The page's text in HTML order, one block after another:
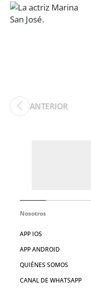
ANTERIOR
Nosotros
APP IOS
APP ANDROID
QUIÉNES SOMOS
CANAL DE WHATSAPP